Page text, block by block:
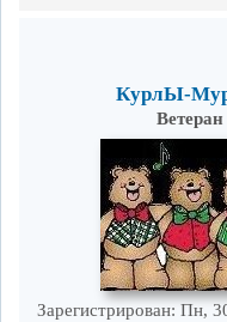
КурлЫ-
Ветеран
Зарегистрирован: Пн,